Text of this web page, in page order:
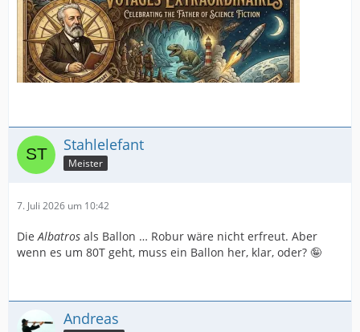
Stahlelefant
Meister
7. Juli 2026 um 10:42
DieAlbatros als Ballon … Robur wäre nicht erfreut. Aber
wenn es um 80T geht, muss ein Ballon her, klar, oder? 🤪
Andreas